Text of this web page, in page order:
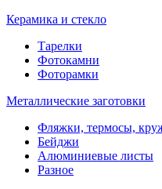
Керамика и стекло
Тарелки
Фотокамни
Фоторамки
Металлические заготовки
Фляжки, термосы,
Бейджи
Алюминиевые листы
Разное